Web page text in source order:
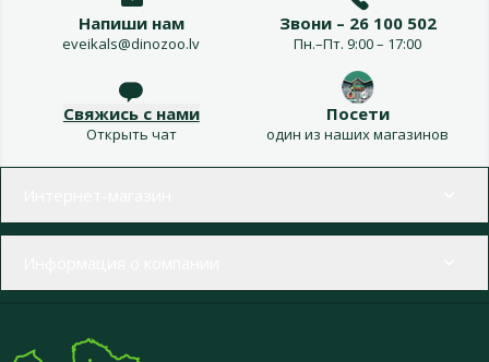
Напиши нам
eveikals@dinozoo.lv
Звони – 26 100 502
Пн.–Пт. 9:00 – 17:00
Свяжись с нами
Открыть чат
Посети
один из наших магазинов